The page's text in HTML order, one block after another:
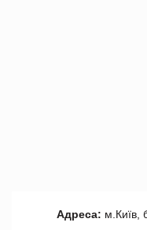
Адреса: м.Київ,